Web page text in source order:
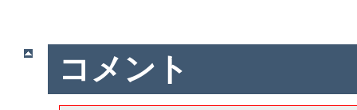
コメント